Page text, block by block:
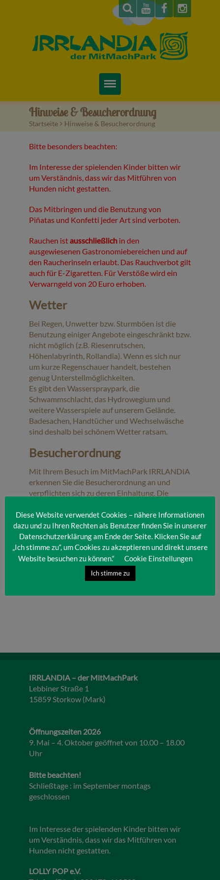
Startseite
Preise & Infos
Tickets
Attraktionen
Videos
Veranstaltungen
Baumpaten
Kontakt
Hinweise & Besucherordnung
Startseite > Hinweise & Besucherordnung
Bitte besonders beachten:
Im Interesse der spielenden Kinder bitten wir
um Verständnis, dass wir das Mitführen von
Hunden nicht gestatten.
Das Mitbringen und die Benutzung von
Piñatas und Konfetti jeder Art sind verboten.
Rauchen istausschließlich in den
ausgewiesenen Gastronomiebereichen und auf
den Raucherinseln erlaubt. Das Rauchverbot gilt
auch für E-Zigaretten. Für Verstöße wird ein
Verwarngeld von 20 Euro erhoben.
Wetter
Bei Regen, Unwetter bzw. Sturmböen ist die
Benutzung einiger Angebote eingeschränkt bzw.
nicht möglich (z.B. Riesenrutschen,
Höhenlabyrinth, Rollandia). Wenn es sich nur
um kurze Regenschauer handelt, bestehen
genug Unterstellmöglichkeiten.
Es gibt den Wasserspraypark, die
Schwammschlacht, das Hydrowegium und
weitere Wasserspiele auf unserem Gelände.
Badesachen, Handtücher und Wechselwäsche
sind deshalb bei schönem Wetter ratsam.
Besucherordnung
Mit Ihrem Besuch im MitMachPark IRRLANDIA
erkennen Sie die Besucherordnung an und
verpflichten sich zu deren Einhaltung. Die
Download.
IRRLANDIA – der MitMachPark
Lebbiner Straße 1
15859 Storkow (Mark)
Öffnungszeiten 2026
9. Mai – 4. Oktober geöffnet von 10.00 – 18.00
Uhr
Bitte beachten!
Schließtage : im September montags
geschlossen
Im Interesse der spielenden Kinder bitten wir
um Verständnis, dass wir das Mitführen von
Hunden nicht gestatten.
LOLLY POP e.V.
Diese Website verwendet Cookies – nähere Informationen
dazu und zu Ihren Rechten als Benutzer finden Sie in unserer
Datenschutzerklärung am Ende der Seite. Klicken Sie auf
„Ich stimme zu“, um Cookies zu akzeptieren und direkt unsere
Website besuchen zu können.“
Cookie Einstellungen
Ich stimme zu